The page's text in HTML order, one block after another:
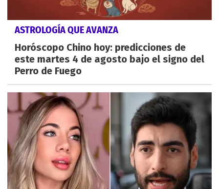
ASTROLOGÍA QUE AVANZA
Horóscopo Chino hoy: predicciones de
este martes 4 de agosto bajo el signo del
Perro de Fuego